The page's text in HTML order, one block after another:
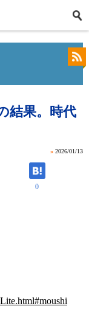
結果。時代
» 2026/01/13
0